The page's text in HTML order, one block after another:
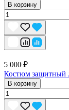
В корзину
5 000 ₽
Костюм защитный
В корзину